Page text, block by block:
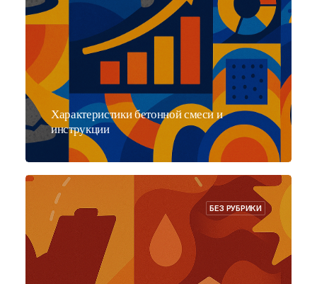
Характеристики бетонной смеси и
инструкции
БЕЗ РУБРИКИ